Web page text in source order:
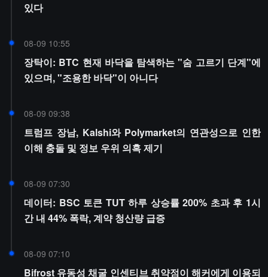
있다
08-09 10:55
장탁이: BTC 현재 바닥을 탐색하는 "숨 고르기 단계"에
있으며, "조용한 바닥"이 아니다
08-09 09:38
트럼프 장남, Kalshi와 Polymarket의 연관성으로 인한
이해 충돌 및 정보 우위 의혹 제기
08-09 07:30
데이터: BSC 토큰 TUT 하루 상승률 200% 초과 후 1시
간 내 44% 폭락, 계약 청산량 급증
08-09 07:10
Bifrost 유동성 채굴 인센티브 취약점이 해커에게 이용되